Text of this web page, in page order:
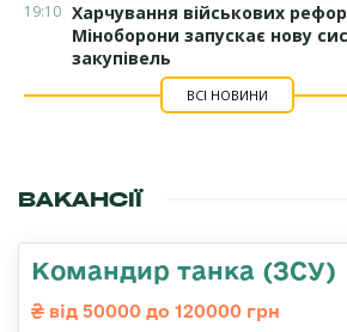
19:10 Харчування військових
Міноборони запускає нову
закупівель
ВСІ НОВИНИ
ВАКАНСІЇ
Командир танка (ЗСУ)
від 50000 до 120000 грн